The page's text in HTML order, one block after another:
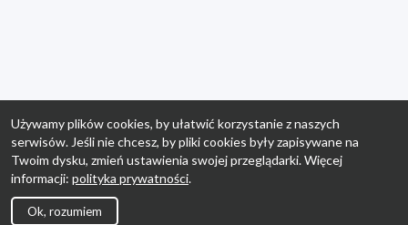
Używamy plików cookies, by ułatwić korzystanie z naszych
serwisów. Jeśli nie chcesz, by pliki cookies były zapisywane na
Twoim dysku, zmień ustawienia swojej przeglądarki. Więcej
informacji: polityka prywatności.
Ok, rozumiem